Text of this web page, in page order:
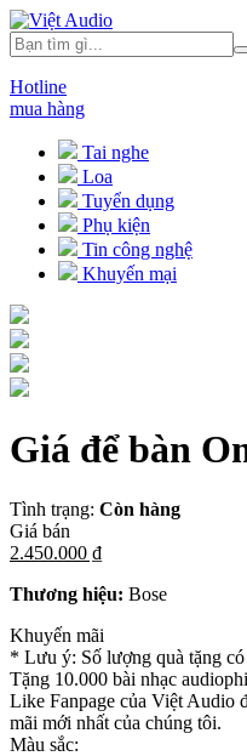
Hotline
mua hàng
Tai nghe
Loa
Tuyển dụng
Phụ kiện
Tin công nghệ
Khuyến mại
Giá để bàn
Tình trạng: Còn hàng
Giá bán
2.450.000 ₫
Thương hiệu: Bose
Khuyến mãi
* Lưu ý: Số lượng quà tặng có
Tặng 10.000 bài nhạc
Like Fanpage của Việt Audio
mãi mới nhất của chúng tôi.
Màu sắc: